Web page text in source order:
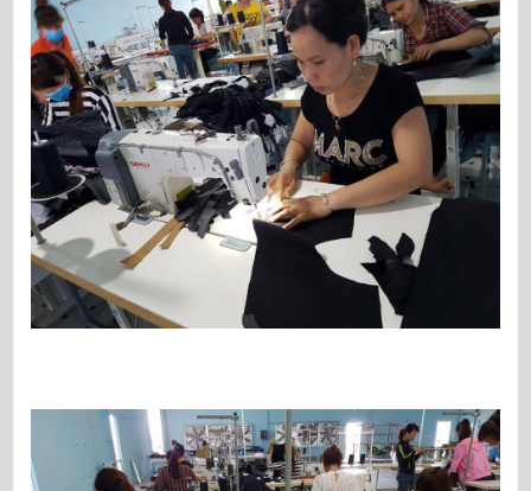
Chúng tôi với kinh nghiệm may đồng phục
nhiều năm, sẽ tư vấn cho bạn chất liệu vải
bạn nên chọn cho mẫu đồng phục của nhân
viên. Và thiết kế theo ý tưởng của bạn,
hoặc nếu bạn chưa có ý tưởng gì về mẫu
đồng phục này, chúng tôi sẽ cho bạn tham
khảo một số mẫu đồng phục hót nhất do
chính nhân viên chúng tôi thiết kế. Bạn
hoàn toàn yên tâm nhé.Xưởng may đồng
phục chúng tôi sẽ tiến hành in thử mẫu
đồng phục của bạn, nếu bạn hài lòng chúng
tôi sẽ bắt đầu sản xuất. Dịch vụ nhanh
nhất và được giao hàng miễn phí tận nơi.
Ngoài ra bạn có thể đổi trả miễn phí nếu
như hàng bị lỗi, không đạt yêu cầu.Chúng